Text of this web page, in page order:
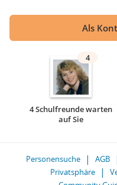
Als
4
4 Schulfreunde warten
auf Sie
Personensuche AGB
Privatsphäre